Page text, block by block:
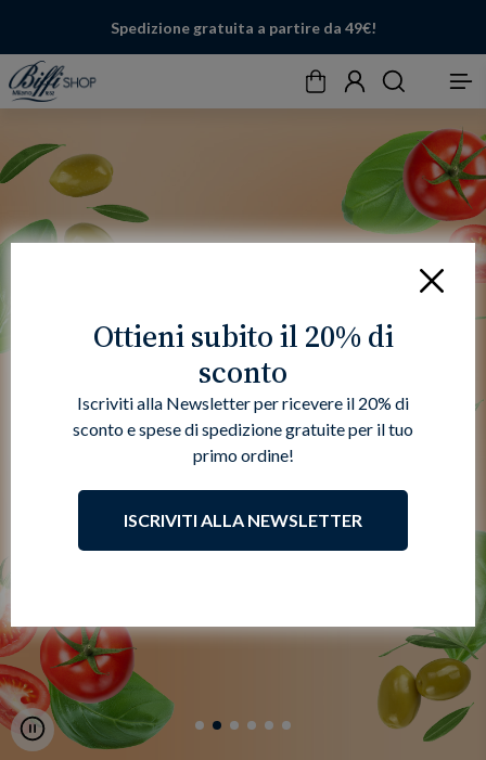
Spedizione gratuita a partire da 49€!
CarrelloAccountCerca Menu
Pause
Chiudi
Ottieni subito il 20% di
sconto
Iscriviti alla Newsletter per ricevere il 20% di
sconto e spese di spedizione gratuite per il tuo
primo ordine!
ISCRIVITI ALLA NEWSLETTER